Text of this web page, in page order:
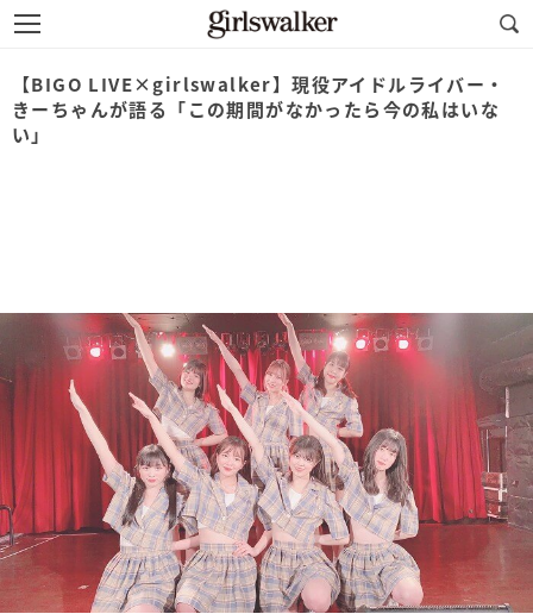
【BIGO LIVE×girlswalker】現役アイドルライバー・
きーちゃんが語る「この期間がなかったら今の私はいな
い」